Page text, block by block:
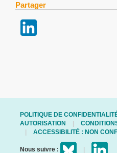
Partager
POLITIQUE DE
AUTORISATION
ACCESSIBILITÉ : NON
Nous suivre :